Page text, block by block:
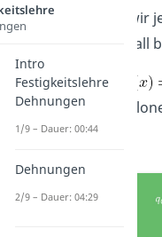
Den Balken wollen wir
einem zweiten Lastfall
Eine Dreieckslast
mit q Null gleich 5
Meter.
Intro
Festigkeitslehre
Dehnungen
1/9 – Dauer: 00:44
Dehnungen
2/9 – Dauer: 04:29